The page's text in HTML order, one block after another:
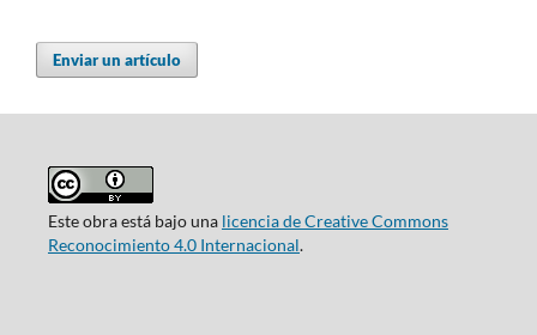
Enviar un artículo
Este obra está bajo una licencia de Creative Commons
Reconocimiento 4.0 Internacional.